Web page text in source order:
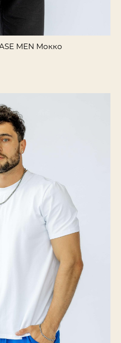
MEN Мокко